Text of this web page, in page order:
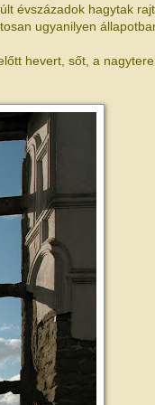
évszázadok hagytak
ugyanilyen
hevert, sőt, a